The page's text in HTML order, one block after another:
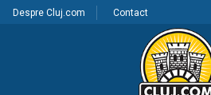
Despre Cluj.com Contact